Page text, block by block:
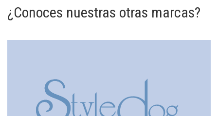
¿Conoces nuestras otras marcas?